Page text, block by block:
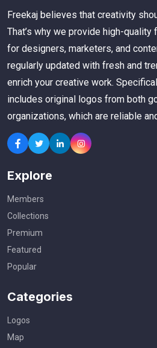
Freekaj believes that creativity
That’s why we provide high-
for designers, marketers, and
regularly updated with fresh and
enrich your creative work.
includes original logos from both
organizations, which are reliable
Explore
Members
Collections
Premium
Featured
Popular
Categories
Logos
Map